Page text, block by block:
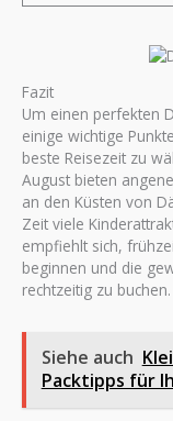
Fazit
Um einen perfekten
einige wichtige
beste Reisezeit zu
August bieten
an den Küsten von
Zeit viele
empfiehlt sich,
beginnen und die
rechtzeitig zu buchen.
Siehe auch
Packtipps für